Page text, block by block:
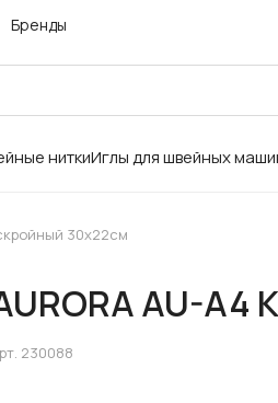
Бренды
ниткиИглы для швейных
30x22см
AU-A4
230088